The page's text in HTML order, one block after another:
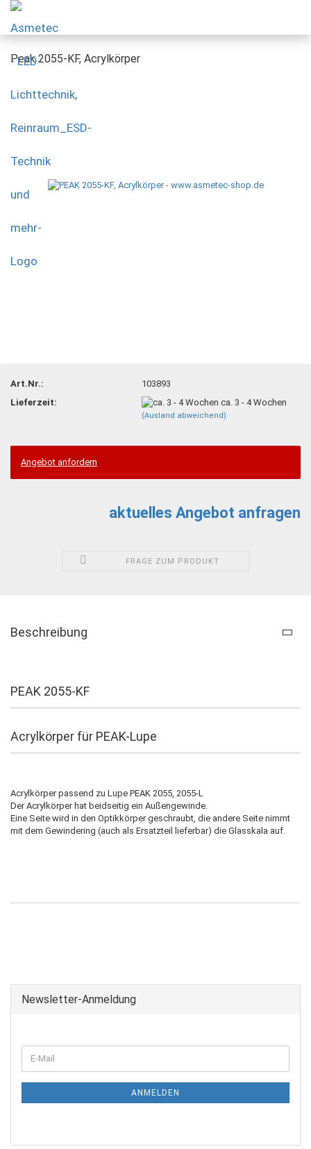
Peak 2055-KF, Acrylkörper
Art.Nr.:
103893
Lieferzeit:
ca. 3 - 4 Wochen
(Ausland abweichend)
Angebot anfordern
aktuelles Angebot anfragen
FRAGE ZUM PRODUKT
Beschreibung
PEAK 2055-KF
Acrylkörper für PEAK-Lupe
Acrylkörper passend zu Lupe PEAK 2055, 2055-L
Der Acrylkörper hat beidseitig ein Außengewinde.
Eine Seite wird in den Optikkörper geschraubt, die andere Seite nimmt
mit dem Gewindering (auch als Ersatzteil lieferbar) die Glasskala auf.
Newsletter-Anmeldung
ANMELDEN